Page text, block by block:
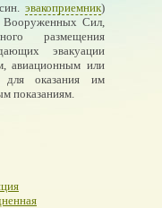
эвакоприемник)
Вооруженных Сил,
размещения
эвакуации
авиационным или
оказания им
показаниям.